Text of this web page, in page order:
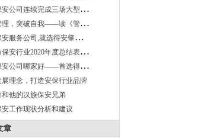
得
安保安公司连续完成三场大型活动辅警安保工作
优
化管理，突破自我——读《管理就是定标准》有感
肇
庆保安服务公司,就选得安肇庆保安公司
广
州市保安行业2020年度总结表彰暨投入庆祝建党100周年安保工作动员大会顺利召开
肇
庆保安公司哪家好——首选得安肇庆保安服务公司，专业可信赖！
展理念，打造安保行业品牌
和他的汉族保安兄弟
安工作现状分析和建议
章